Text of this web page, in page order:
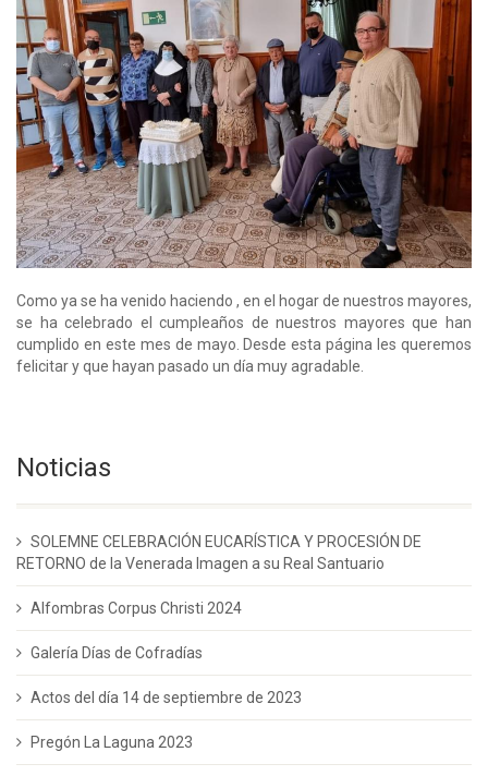
Como ya se ha venido haciendo , en el hogar de nuestros mayores,
se ha celebrado el cumpleaños de nuestros mayores que han
cumplido en este mes de mayo. Desde esta página les queremos
felicitar y que hayan pasado un día muy agradable.
Noticias
SOLEMNE CELEBRACIÓN EUCARÍSTICA Y PROCESIÓN DE
RETORNO de la Venerada Imagen a su Real Santuario
Alfombras Corpus Christi 2024
Galería Días de Cofradías
Actos del día 14 de septiembre de 2023
Pregón La Laguna 2023